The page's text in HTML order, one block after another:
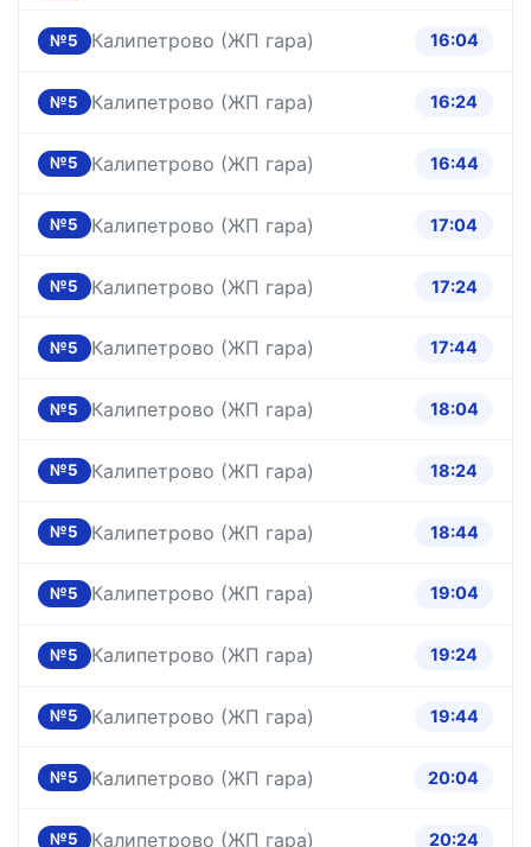
№5 Калипетрово (ЖП гара) 16:04
№5 Калипетрово (ЖП гара) 16:24
№5 Калипетрово (ЖП гара) 16:44
№5 Калипетрово (ЖП гара) 17:04
№5 Калипетрово (ЖП гара) 17:24
№5 Калипетрово (ЖП гара) 17:44
№5 Калипетрово (ЖП гара) 18:04
№5 Калипетрово (ЖП гара) 18:24
№5 Калипетрово (ЖП гара) 18:44
№5 Калипетрово (ЖП гара) 19:04
№5 Калипетрово (ЖП гара) 19:24
№5 Калипетрово (ЖП гара) 19:44
№5 Калипетрово (ЖП гара) 20:04
№5 Калипетрово (ЖП гара) 20:24